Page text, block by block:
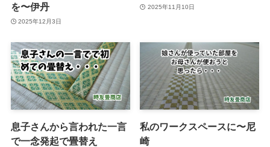
を〜伊丹
2025年12月3日
2025年11月10日
息子さんから言われた一言
で一念発起で畳替え
私のワークスペースに〜尼
崎